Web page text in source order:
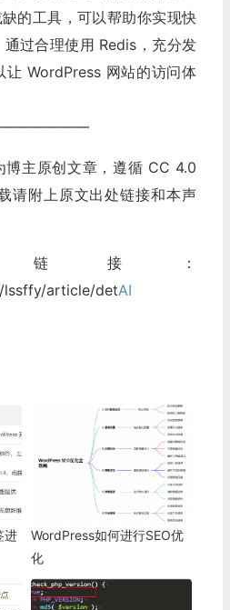
的工具，可以帮助你实现快
过合理使用 Redis，充分发
让 WordPress 网站的访问体
博主原创文章，遵循 CC 4.0
请附上原文出处链接和本声
链接：
lssffy/article/detAI
进
WordPress如何进行SEO优
化